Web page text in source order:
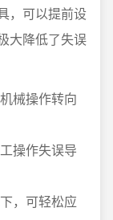
，可以提前设
大降低了失误
械操作转向
操作失误导
，可轻松应